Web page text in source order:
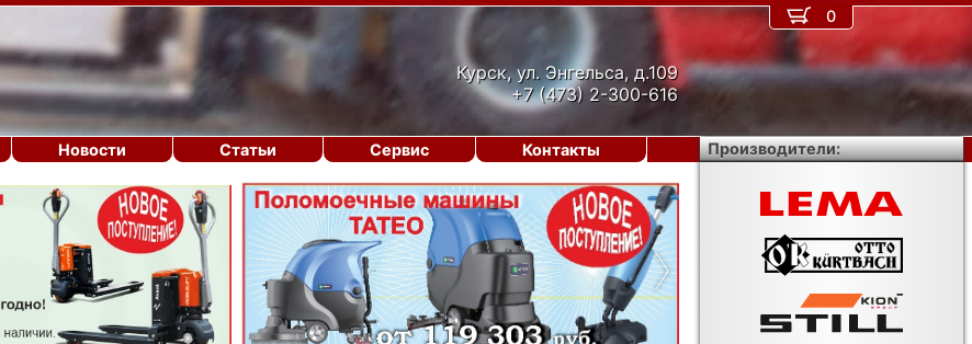
Курск, ул. Энгельса, д.109
+7 (473) 2-300-616
›
0
Новости Статьи Сервис Контакты Производители: